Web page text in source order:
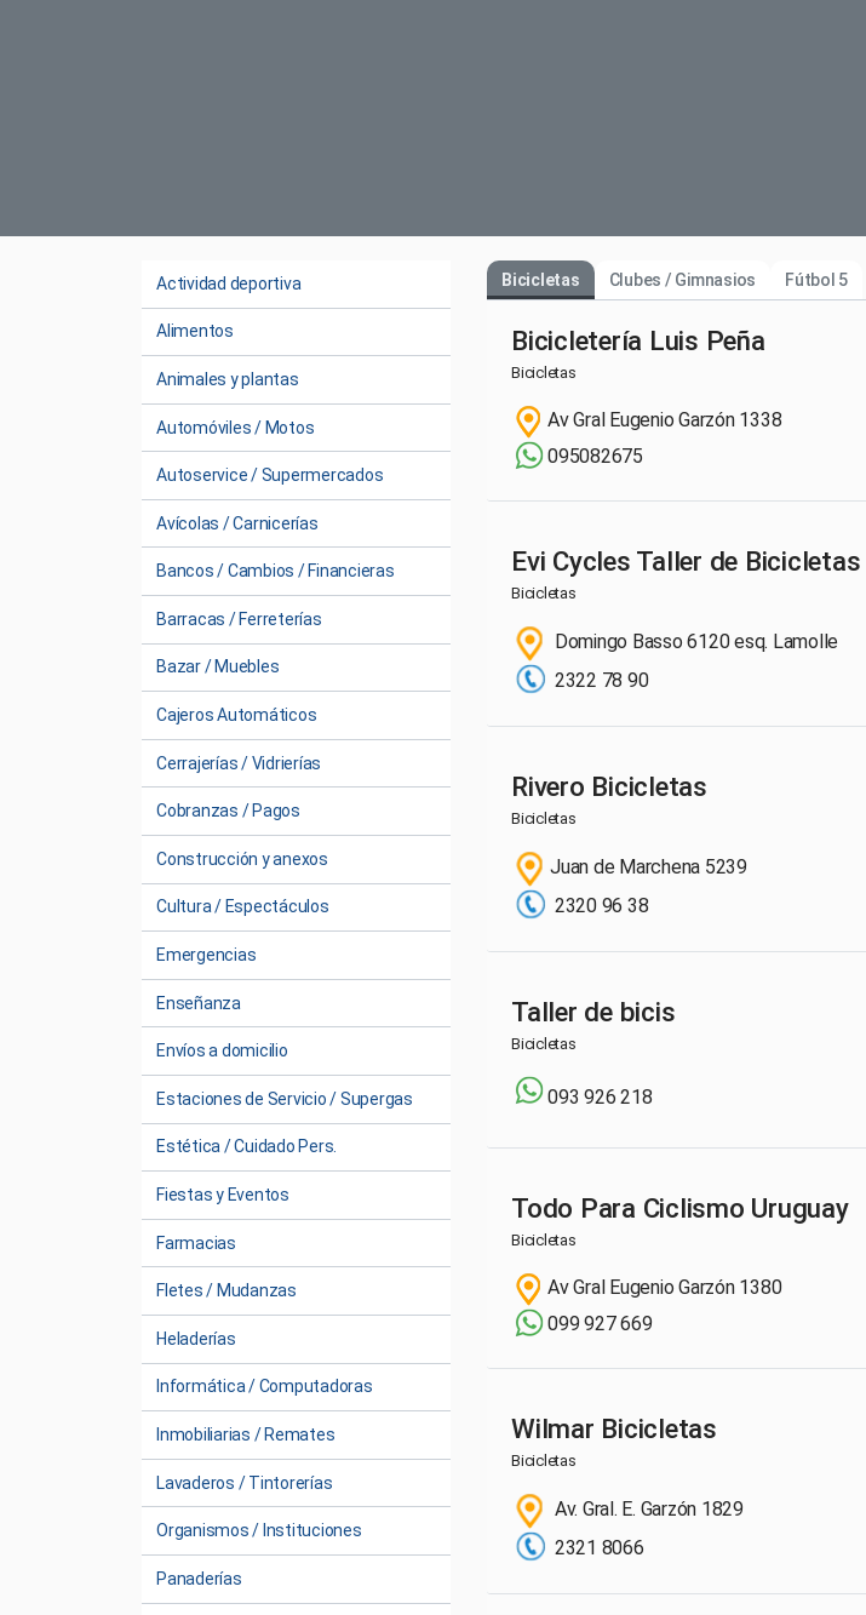
Actividad deportiva
Alimentos
Animales y plantas
Automóviles / Motos
Autoservice / Supermercados
Avícolas / Carnicerías
Bancos / Cambios / Financieras
Barracas / Ferreterías
Bazar / Muebles
Cajeros Automáticos
Cerrajerías / Vidrierías
Cobranzas / Pagos
Construcción y anexos
Cultura / Espectáculos
Emergencias
Enseñanza
Envíos a domicilio
Estaciones de Servicio / Supergas
Estética / Cuidado Pers.
Fiestas y Eventos
Farmacias
Fletes / Mudanzas
Heladerías
Informática / Computadoras
Inmobiliarias / Remates
Lavaderos / Tintorerías
Organismos / Instituciones
Panaderías
Bicicletas Clubes / Gimnasios Fútbol 5
Bicicletería Luis Peña
Bicicletas
Av Gral Eugenio Garzón 1338
095082675
Evi Cycles Taller de Bicicletas
Bicicletas
Domingo Basso 6120 esq. Lamolle
2322 78 90
Rivero Bicicletas
Bicicletas
Juan de Marchena 5239
2320 96 38
Taller de bicis
Bicicletas
093 926 218
Todo Para Ciclismo Uruguay
Bicicletas
Av Gral Eugenio Garzón 1380
099 927 669
Wilmar Bicicletas
Bicicletas
Av. Gral. E. Garzón 1829
2321 8066